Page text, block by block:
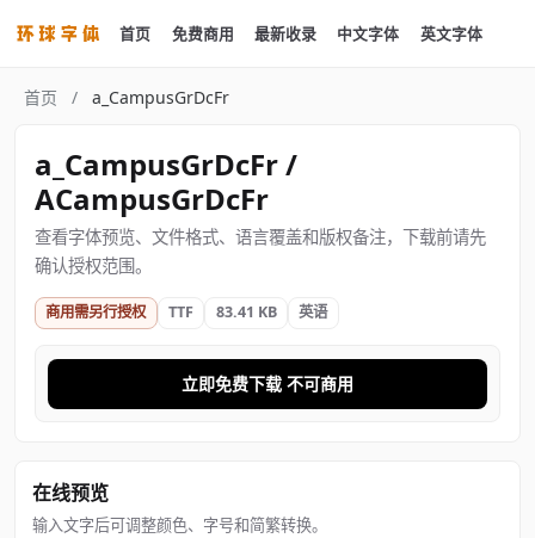
首页 免费商用 最新收录 中文字体 英文字体
首页 / a_CampusGrDcFr
a_CampusGrDcFr /
ACampusGrDcFr
查看字体预览、文件格式、语言覆盖和版权备注，下载前请先
确认授权范围。
商用需另行授权 TTF 83.41 KB 英语
立即免费下载 不可商用
在线预览
输入文字后可调整颜色、字号和简繁转换。